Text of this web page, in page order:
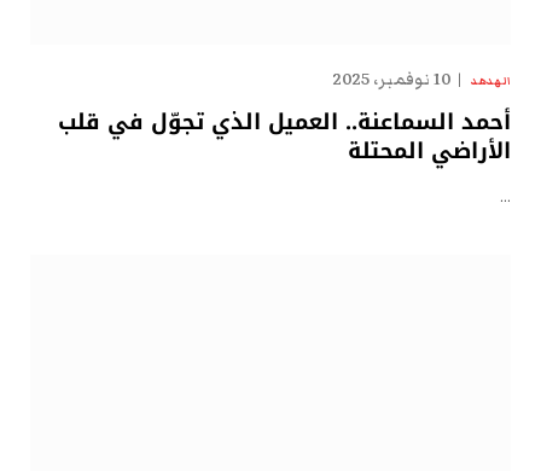
الهدهد 10 نوفمبر، 2025
أحمد السماعنة.. العميل الذي تجوّل في قلب
الأراضي المحتلة
…